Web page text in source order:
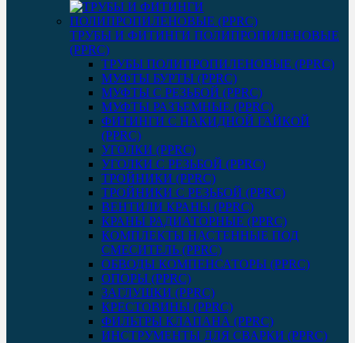
ТРУБЫ И ФИТИНГИ ПОЛИПРОПИЛЕНОВЫЕ
(PPRC)
ТРУБЫ ПОЛИПРОПИЛЕНОВЫЕ (PPRC)
МУФТЫ БУРТЫ (PPRC)
МУФТЫ C РЕЗЬБОЙ (PPRC)
МУФТЫ РАЗЪЕМНЫЕ (PPRC)
ФИТИНГИ С НАКИДНОЙ ГАЙКОЙ
(PPRC)
УГОЛКИ (PPRC)
УГОЛКИ С РЕЗЬБОЙ (PPRC)
ТРОЙНИКИ (PPRC)
ТРОЙНИКИ С РЕЗЬБОЙ (PPRC)
ВЕНТИЛИ КРАНЫ (PPRC)
КРАНЫ РАДИАТОРНЫЕ (PPRC)
КОМПЛЕКТЫ НАСТЕННЫЕ ПОД
СМЕСИТЕЛЬ (PPRC)
ОБВОДЫ КОМПЕНСАТОРЫ (PPRC)
ОПОРЫ (PPRC)
ЗАГЛУШКИ (PPRC)
КРЕСТОВИНЫ (PPRC)
ФИЛЬТРЫ КЛАПАНА (PPRC)
ИНСТРУМЕНТЫ ДЛЯ СВАРКИ (PPRC)